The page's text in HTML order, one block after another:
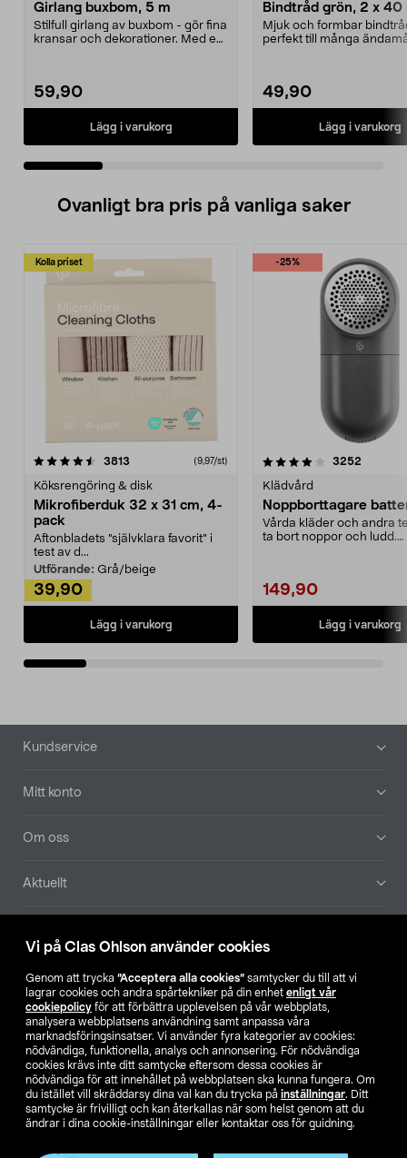
Vi på Clas Ohlson använder cookies
Genom att trycka ”Acceptera alla cookies” samtycker du till att vi
lagrar cookies och andra spårtekniker på din enhet enligt vår
cookiepolicy för att förbättra upplevelsen på vår webbplats,
analysera webbplatsens användning samt anpassa våra
marknadsföringsinsatser. Vi använder fyra kategorier av cookies:
nödvändiga, funktionella, analys och annonsering. För nödvändiga
cookies krävs inte ditt samtycke eftersom dessa cookies är
nödvändiga för att innehållet på webbplatsen ska kunna fungera. Om
du istället vill skräddarsy dina val kan du trycka på inställningar. Ditt
samtycke är frivilligt och kan återkallas när som helst genom att du
ändrar i dina cookie-inställningar eller kontaktar oss för guidning.
Girlang buxbom, 5 m
Stilfull girlang av buxbom - gör fina
kransar och dekorationer. Med en
59,90
Lägg i varukorg
Bindtråd grön, 2 x 40
Mjuk och formbar
perfekt till många
49,90
Lägg i varukorg
Ovanligt bra pris på vanliga saker
Kolla priset
3813 (9,97/st)
Köksrengöring & disk
Mikrofiberduk 32 x 31 cm, 4-
pack
Aftonbladets "självklara favorit” i
test av d...
Utförande: Grå/beige
39,90
Lägg i varukorg
-25%
4.0av 5 stjärnor 3252
Klädvård
Noppborttagare
Vårda kläder och andra
ta bort noppor och ludd.
149,90
Lägg i varukorg
4.5av 5 stjärnor
Sidfot
Kundservice
Mitt konto
Om oss
Aktuellt
Hitta butik
SE NO FI